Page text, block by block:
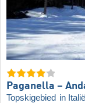
Paganella –
Topskigebied in Italië